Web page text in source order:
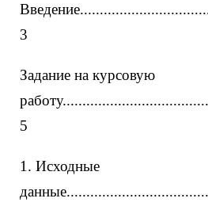
3
Задание на курсовую
5
1. Исходные